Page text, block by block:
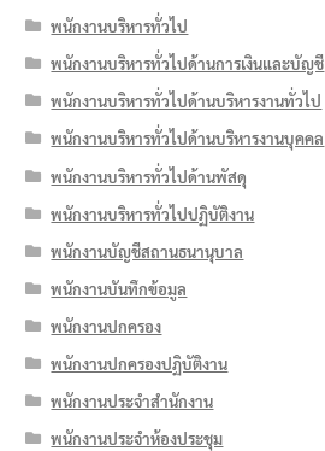
พนักงานบริหารทั่วไป
พนักงานบริหารทั่วไปด้านการเงินและบัญชี
พนักงานบริหารทั่วไปด้านบริหารงานทั่วไป
พนักงานบริหารทั่วไปด้านบริหารงานบุคคล
พนักงานบริหารทั่วไปด้านพัสดุ
พนักงานบริหารทั่วไปปฏิบัติงาน
พนักงานบัญชีสถานธนานุบาล
พนักงานบันทึกข้อมูล
พนักงานปกครอง
พนักงานปกครองปฏิบัติงาน
พนักงานประจำสำนักงาน
พนักงานประจำห้องประชุม